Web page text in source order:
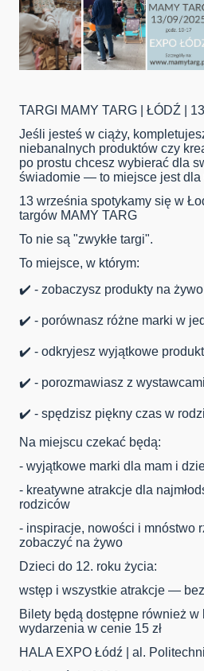
TARGI MAMY TARG | ŁÓDŹ |
Jeśli jesteś w ciąży,
niebanalnych produktów czy
po prostu chcesz wybierać dla
świadomie — to miejsce jest dla
13 września spotykamy się w
targów MAMY TARG
To nie są "zwykłe targi".
To miejsce, w którym:
✔️ - zobaczysz produkty na żywo
✔️ - porównasz różne marki w
✔️ - odkryjesz wyjątkowe
✔️ - porozmawiasz z
✔️ - spędzisz piękny czas w
Na miejscu czekać będą:
- wyjątkowe marki dla mam i
- kreatywne atrakcje dla
rodziców
- inspiracje, nowości i mnóstwo
zobaczyć na żywo
Dzieci do 12. roku życia:
wstęp i wszystkie atrakcje —
Bilety będą dostępne również w
wydarzenia w cenie 15 zł
HALA EXPO Łódź | al.